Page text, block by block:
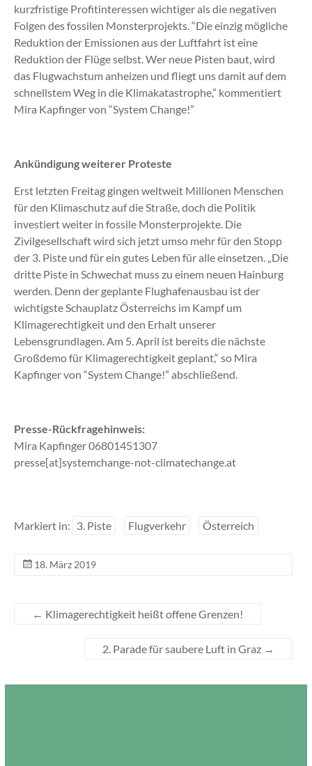
kurzfristige Profitinteressen wichtiger als die negativen
Folgen des fossilen Monsterprojekts. “Die einzig mögliche
Reduktion der Emissionen aus der Luftfahrt ist eine
Reduktion der Flüge selbst. Wer neue Pisten baut, wird
das Flugwachstum anheizen und fliegt uns damit auf dem
schnellstem Weg in die Klimakatastrophe,” kommentiert
Mira Kapfinger von “System Change!”
Ankündigung weiterer Proteste
Erst letzten Freitag gingen weltweit Millionen Menschen
für den Klimaschutz auf die Straße, doch die Politik
investiert weiter in fossile Monsterprojekte. Die
Zivilgesellschaft wird sich jetzt umso mehr für den Stopp
der 3. Piste und für ein gutes Leben für alle einsetzen. „Die
dritte Piste in Schwechat muss zu einem neuen Hainburg
werden. Denn der geplante Flughafenausbau ist der
wichtigste Schauplatz Österreichs im Kampf um
Klimagerechtigkeit und den Erhalt unserer
Lebensgrundlagen. Am 5. April ist bereits die nächste
Großdemo für Klimagerechtigkeit geplant,“ so Mira
Kapfinger von “System Change!” abschließend.
Presse-Rückfragehinweis:
Mira Kapfinger 06801451307
presse[at]systemchange-not-climatechange.at
Markiert in: 3. Piste Flugverkehr Österreich
18. März 2019
← Klimagerechtigkeit heißt offene Grenzen!
2. Parade für saubere Luft in Graz →